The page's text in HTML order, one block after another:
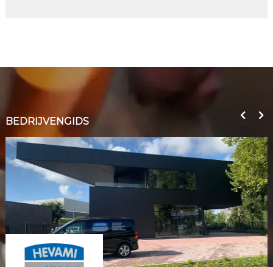
BEDRIJVENGIDS